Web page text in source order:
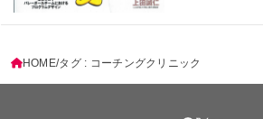
HOME タグ : コーチングクリニック